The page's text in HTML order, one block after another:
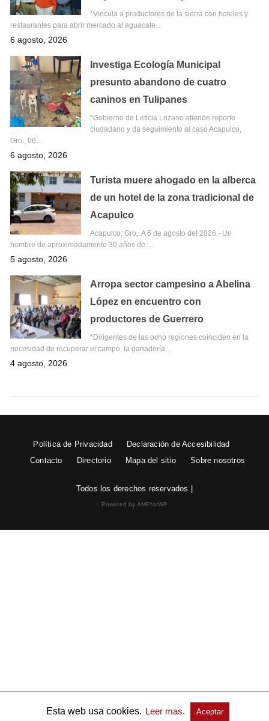
*Vincula a productores de la sierra con hoteles y
restaurantes para abrir mercado al aguacate…
6 agosto, 2026
Investiga Ecología Municipal
presunto abandono de cuatro
caninos en Tulipanes
*Gobierno de Leticia Lozano atiende reporte
ciudadano y da seguimiento al caso Acapulco,
Gro., 06…
6 agosto, 2026
Turista muere ahogado en la alberca
de un hotel de la zona tradicional de
Acapulco
Acapulco; Gro,. A 5 de agosto del 2026.- Un
hombre de aproximadamente 30 años de…
5 agosto, 2026
Arropa sector campesino a Abelina
López en encuentro con
productores de Guerrero
*Dirigentes de las ocho regiones coinciden en la
necesidad de recuperar el campo, la ganadería…
4 agosto, 2026
Política de Privacidad
Declaración de Accesibilidad
Contacto
Directorio Mapa del sitio Sobre nosotros
Todos los derechos reservados |
Powered by AMPforWP
Esta web usa cookies. Leer mas. Aceptar